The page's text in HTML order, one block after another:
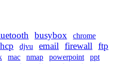
busybox
chrome
djvu email firewall ftp
mac nmap powerpoint
ppt